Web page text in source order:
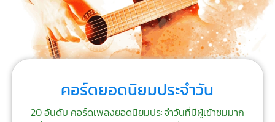
คอร์ดยอดนิยมประจำวัน
20 อันดับ คอร์ดเพลงยอดนิยมประจำวันที่มีผู้เข้าชมมาก